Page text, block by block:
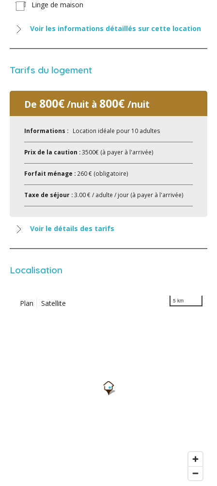
Linge de maison
Voir les informations détaillés sur cette location
Tarifs du logement
De 800€/nuit à 800€ /nuit
Informations : Location idéale pour 10 adultes
Prix de la caution :3500€ (à payer à l'arrivée)
Forfait ménage : 260 € (obligatoire)
Taxe de séjour :3.00 € / adulte / jour (à payer à l'arrivée)
Voir le détails des tarifs
Localisation
Plan Satellite 5 km